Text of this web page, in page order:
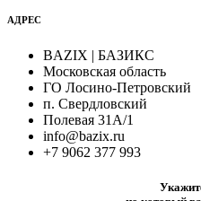
АДРЕС
BAZIX | БАЗИКС
Московская область
ГО Лосино-Петровский
п. Свердловский
Полевая 31А/1
info@bazix.ru
+7 9062 377 993